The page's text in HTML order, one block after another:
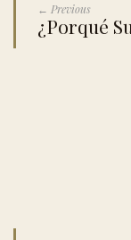
← Previous
¿Porqué